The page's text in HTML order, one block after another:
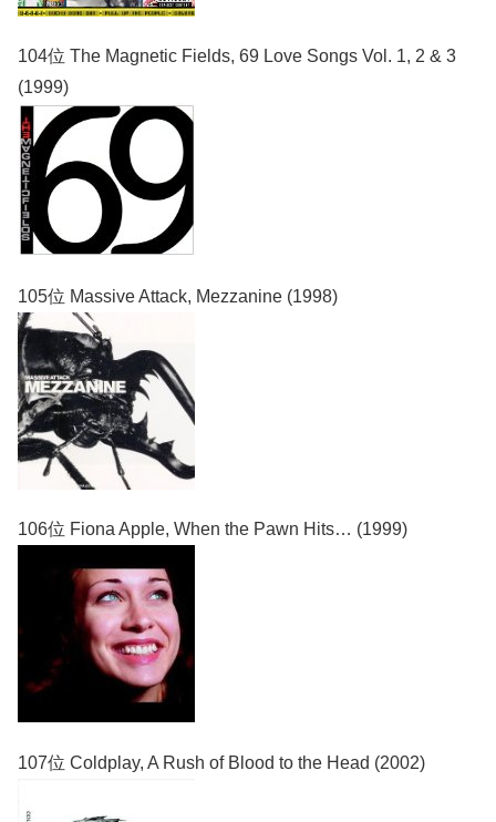
104位 The Magnetic Fields, 69 Love Songs Vol. 1, 2 & 3
(1999)
105位 Massive Attack, Mezzanine (1998)
106位 Fiona Apple, When the Pawn Hits… (1999)
107位 Coldplay, A Rush of Blood to the Head (2002)